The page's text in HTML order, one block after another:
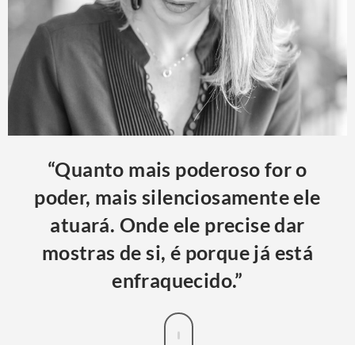
“Quanto mais poderoso for o
poder, mais silenciosamente ele
atuará. Onde ele precise dar
mostras de si, é porque já está
enfraquecido.”